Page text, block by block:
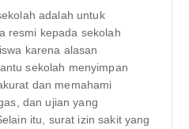
adalah untuk
resmi kepada sekolah
karena alasan
sekolah menyimpan
dan memahami
dan ujian yang
itu, surat izin sakit yang